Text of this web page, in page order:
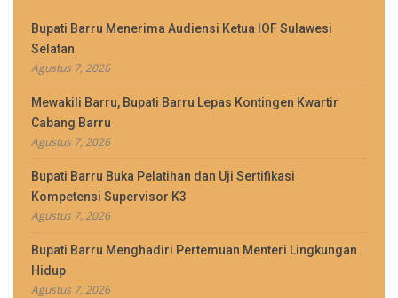
Bupati Barru Menerima Audiensi Ketua IOF Sulawesi
Selatan
Agustus 7, 2026
Mewakili Barru, Bupati Barru Lepas Kontingen Kwartir
Cabang Barru
Agustus 7, 2026
Bupati Barru Buka Pelatihan dan Uji Sertifikasi
Kompetensi Supervisor K3
Agustus 7, 2026
Bupati Barru Menghadiri Pertemuan Menteri Lingkungan
Hidup
Agustus 7, 2026